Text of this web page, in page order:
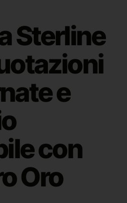
Sterline
e
con
Oro